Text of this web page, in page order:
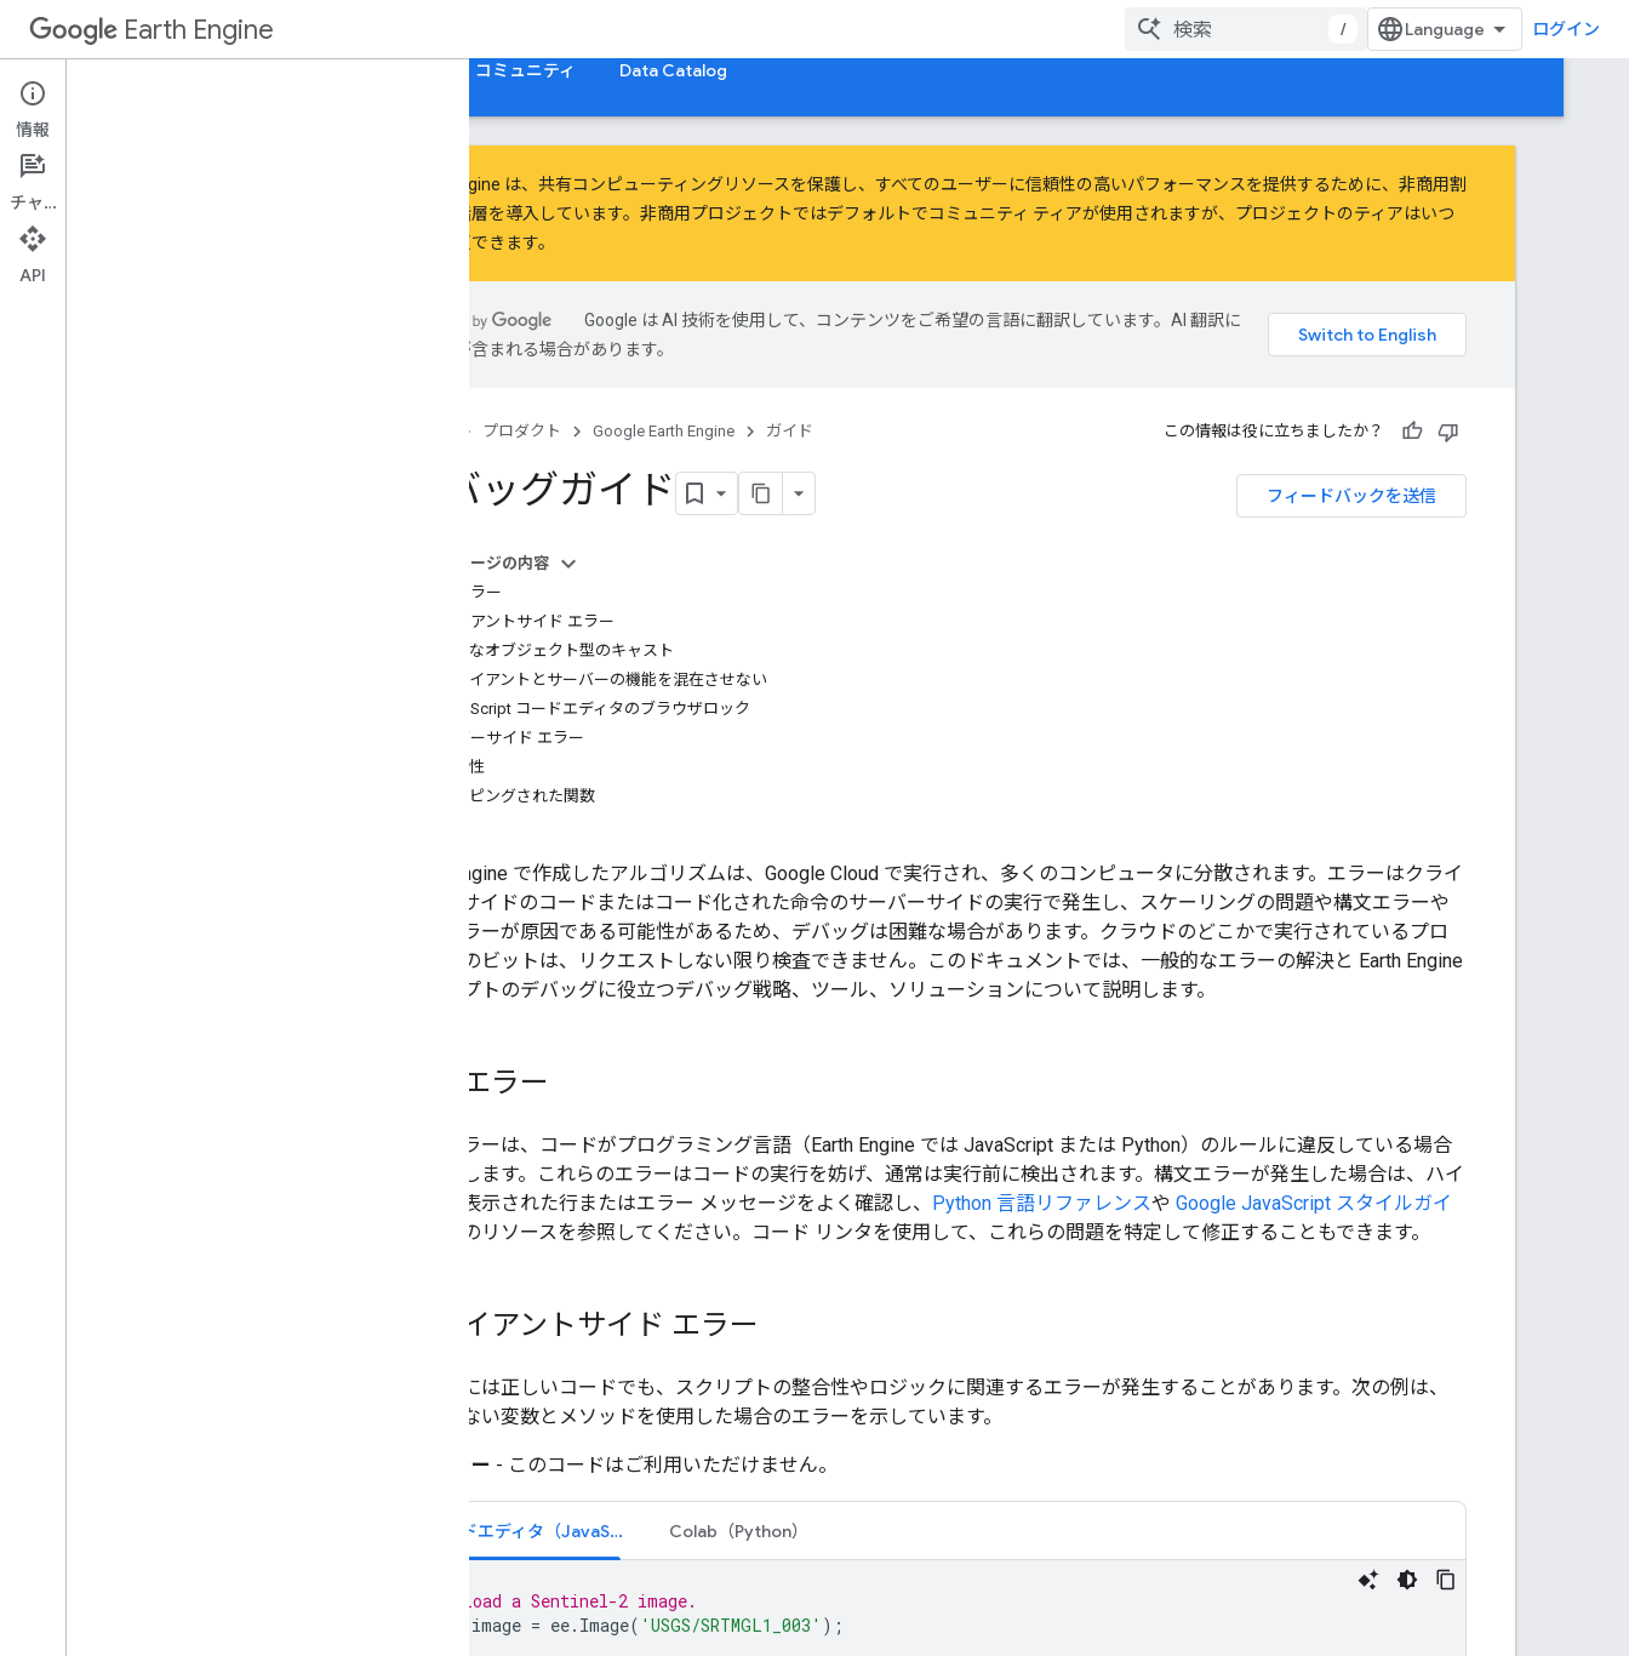
Earth Engine / ログイン
コミュニティ Data Catalog
Discover
サービスの概要
Earth Engine は、共有コンピューティングリソースを保護し、すべてのユーザーに信頼性の高いパフォーマンスを提供するために、 非商用割
り当て階層を導入しています。非商用プロジェクトではデフォルトでコミュニティ ティアが使用されますが、プロジェクトのティアはいつ
でも変更できます。
Google は AI 技術を使用して、コンテンツをご希望の言語に翻訳しています。AI 翻訳に
は誤りが含まれる場合があります。
プロダクト Google Earth Engine ガイド この情報は役に立ちましたか？
フィードバックを送信
デバッグガイド
このページの内容
構文エラー
クライアントサイド エラー
不明なオブジェクト型のキャスト
クライアントとサーバーの機能を混在させない
JavaScript コードエディタのブラウザロック
サーバーサイド エラー
不変性
マッピングされた関数
Earth Engine で作成したアルゴリズムは、Google Cloud で実行され、多くのコンピュータに分散されます。エラーはクライ
アントサイドのコードまたはコード化された命令のサーバーサイドの実行で発生し、スケーリングの問題や構文エラーや
論理エラーが原因である可能性があるため、デバッグは困難な場合があります。クラウドのどこかで実行されているプロ
グラムのビットは、リクエストしない限り検査できません。このドキュメントでは、一般的なエラーの解決と Earth Engine
スクリプトのデバッグに役立つデバッグ戦略、ツール、ソリューションについて説明します。
構文エラー
構文エラーは、コードがプログラミング言語（Earth Engine では JavaScript または Python）のルールに違反している場合
に発生します。これらのエラーはコードの実行を妨げ、通常は実行前に検出されます。構文エラーが発生した場合は、ハイ
ライト表示された行またはエラー メッセージをよく確認し、 Python 言語リファレンスや Google JavaScript スタイルガイ
などのリソースを参照してください。コード リンタを使用して、これらの問題を特定して修正することもできます。
クライアントサイド エラー
構文的には正しいコードでも、スクリプトの整合性やロジックに関連するエラーが発生することがあります。次の例は、
存在しない変数とメソッドを使用した場合のエラーを示しています。
エラー - このコードはご利用いただけません。
コードエディタ（JavaScript） Colab（Python）
// Load a Sentinel-2 image.
image = ee. Image( 'USGS/SRTMGL1_003' );
情報
チャット
API